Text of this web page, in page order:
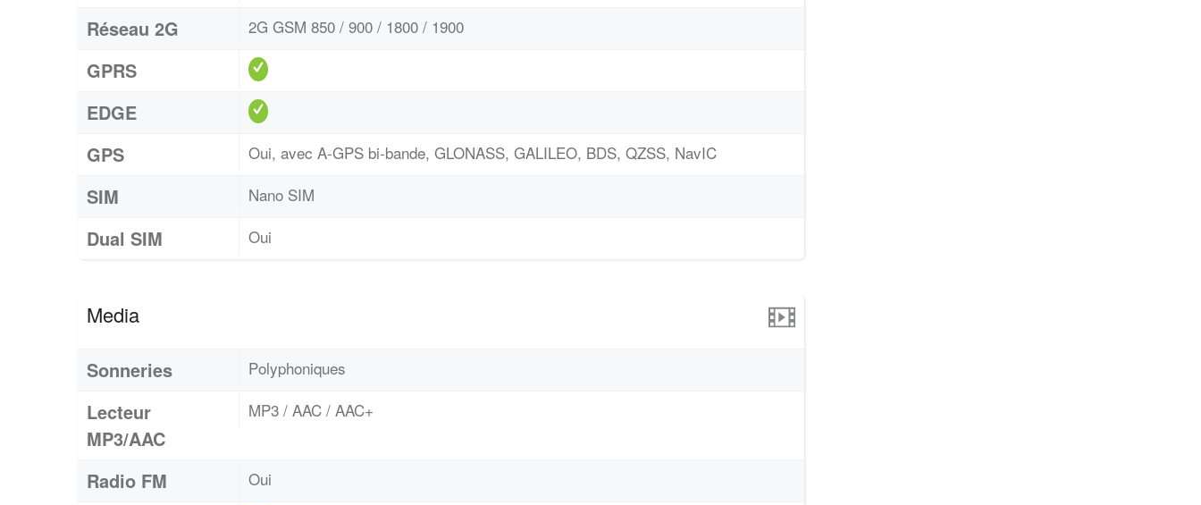
Réseau 2G 2G GSM 850 / 900 / 1800 / 1900
GPRS
EDGE
GPS
Oui, avec A-GPS bi-bande, GLONASS, GALILEO, BDS, QZSS, NavIC
SIM Nano SIM
Dual SIM Oui
Media
Sonneries Polyphoniques
Lecteur
MP3/AAC
MP3 / AAC / AAC+
Radio FM Oui